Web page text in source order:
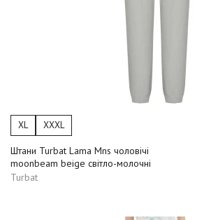
XL XXXL
Штани Turbat Lama Mns чоловічі
moonbeam beige світло-молочні
Turbat